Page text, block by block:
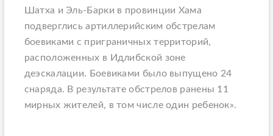
Шатха и Эль-Барки в провинции Хама
подверглись артиллерийским обстрелам
боевиками с приграничных территорий,
расположенных в Идлибской зоне
деэскалации. Боевиками было выпущено 24
снаряда. В результате обстрелов ранены 11
мирных жителей, в том числе один ребенок».